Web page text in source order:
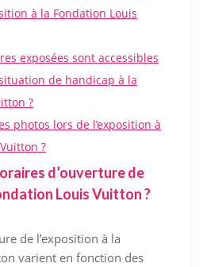
à la Fondation Louis
exposées sont accessibles
de handicap à la
?
photos lors de l’exposition à
?
d’ouverture de
Louis Vuitton ?
de l’exposition à la
varient en fonction des